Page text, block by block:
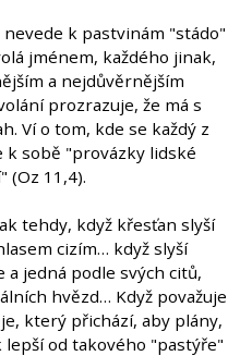
k pastvinám "stádo"
jménem, každého jinak,
a nejdůvěrnějším
prozrazuje, že má s
Ví o tom, kde se každý z
k sobě "provázky lidské
(Oz 11,4).
tehdy, když křesťan slyší
cizím… když slyší
a jedná podle svých citů,
hvězd… Když považuje
který přichází, aby plány,
od takového "pastýře"